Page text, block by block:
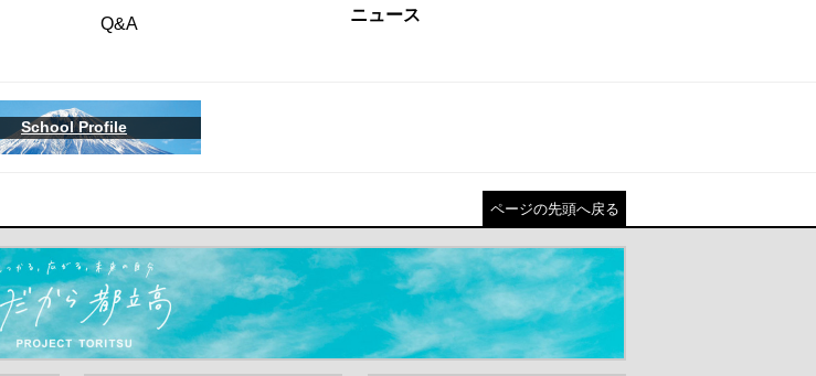
Q&A
ニュース
School Profile
ページの先頭へ戻る